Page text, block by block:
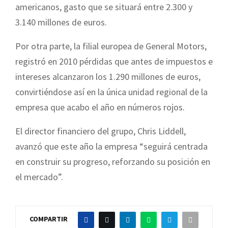
americanos, gasto que se situará entre 2.300 y
3.140 millones de euros.
Por otra parte, la filial europea de General Motors,
registró en 2010 pérdidas que antes de impuestos e
intereses alcanzaron los 1.290 millones de euros,
convirtiéndose así en la única unidad regional de la
empresa que acabo el año en números rojos.
El director financiero del grupo, Chris Liddell,
avanzó que este año la empresa “seguirá centrada
en construir su progreso, reforzando su posición en
el mercado”.
COMPARTIR